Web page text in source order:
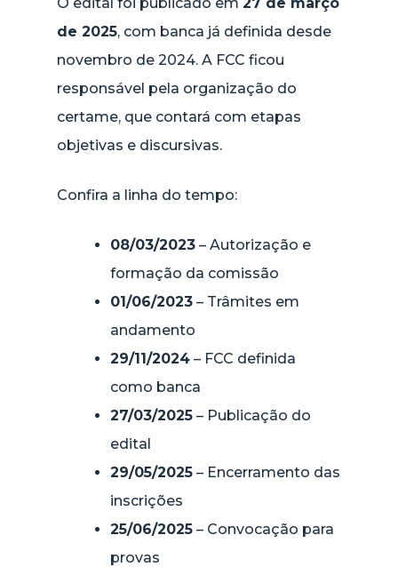
de 2025, com banca já definida desde
novembro de 2024. A FCC ficou
responsável pela organização do
certame, que contará com etapas
objetivas e discursivas.
Confira a linha do tempo:
08/03/2023 – Autorização e
formação da comissão
01/06/2023 – Trâmites em
andamento
29/11/2024 – FCC definida
como banca
27/03/2025 – Publicação do
edital
29/05/2025 – Encerramento das
inscrições
25/06/2025 – Convocação para
provas